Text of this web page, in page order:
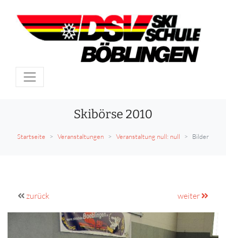
Skibörse 2010
Startseite Veranstaltungen Veranstaltung null: null Bilder
zurück weiter